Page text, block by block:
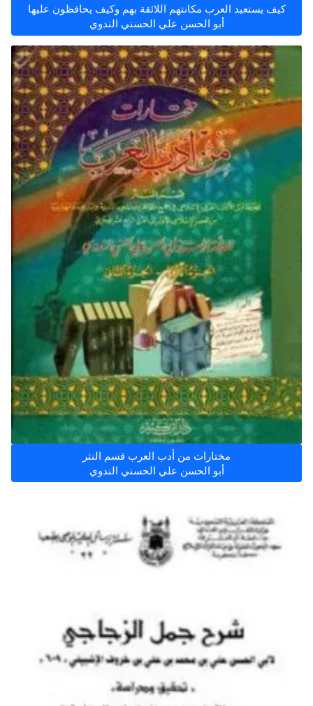
كيف يستعيد العرب مكانتهم اللائقة بهم وكيف يحافظون عليها
أبو الحسن علي الحسني الندوي
مختارات من أدب العرب قسم النثر
أبو الحسن علي الحسني الندوي